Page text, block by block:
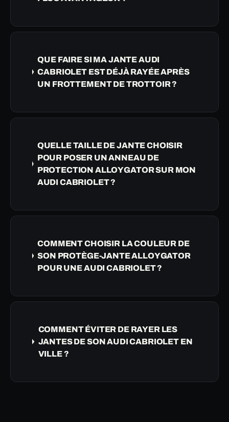
QUE FAIRE SI MA JANTE AUDI
CABRIOLET EST DÉJÀ RAYÉE APRÈS
UN FROTTEMENT DE TROTTOIR ?
QUELLE TAILLE DE JANTE CHOISIR
POUR POSER UN ANNEAU DE
PROTECTION ALLOYGATOR SUR MON
AUDI CABRIOLET ?
COMMENT CHOISIR LA COULEUR DE
SON PROTÈGE-JANTE ALLOYGATOR
POUR UNE AUDI CABRIOLET ?
COMMENT ÉVITER DE RAYER LES
JANTES DE SON AUDI CABRIOLET EN
VILLE ?